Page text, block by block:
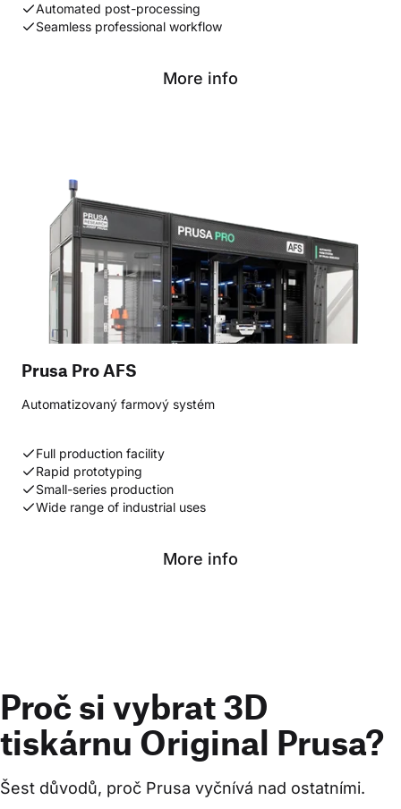
Automated post-processing
Seamless professional workflow
More info
Prusa Pro AFS
Automatizovaný farmový systém
Full production facility
Rapid prototyping
Small-series production
Wide range of industrial uses
More info
Proč si vybrat 3D
tiskárnu Original Prusa?
Šest důvodů, proč Prusa vyčnívá nad ostatními.